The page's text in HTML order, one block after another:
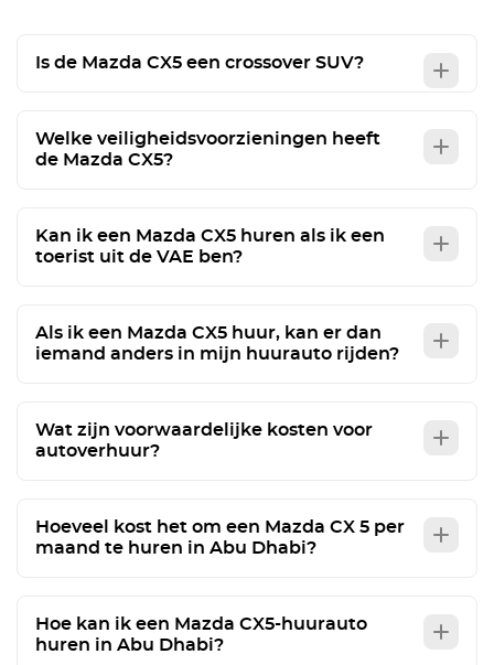
Is de Mazda CX5 een crossover SUV?
Welke veiligheidsvoorzieningen heeft
de Mazda CX5?
Kan ik een Mazda CX5 huren als ik een
toerist uit de VAE ben?
Als ik een Mazda CX5 huur, kan er dan
iemand anders in mijn huurauto rijden?
Wat zijn voorwaardelijke kosten voor
autoverhuur?
Hoeveel kost het om een Mazda CX 5 per
maand te huren in Abu Dhabi?
Hoe kan ik een Mazda CX5-huurauto
huren in Abu Dhabi?